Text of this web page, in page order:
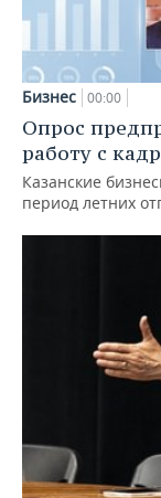
Бизнес 00:00
Опрос
работу с
Казанские
период летних